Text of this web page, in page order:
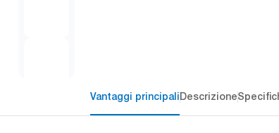
Vantaggi principaliDescrizione